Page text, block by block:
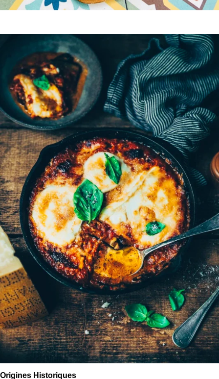
Origines Historiques